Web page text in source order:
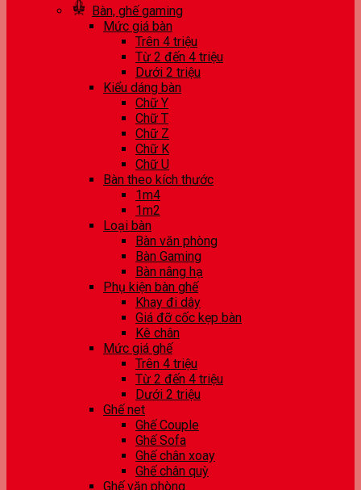
Bàn, ghế gaming
Mức giá bàn
Trên 4 triệu
Từ 2 đến 4 triệu
Dưới 2 triệu
Kiểu dáng bàn
Chữ Y
Chữ T
Chữ Z
Chữ K
Chữ U
Bàn theo kích thước
1m4
1m2
Loại bàn
Bàn văn phòng
Bàn Gaming
Bàn nâng hạ
Phụ kiện bàn ghế
Khay đi dây
Giá đỡ cốc kẹp bàn
Kê chân
Mức giá ghế
Trên 4 triệu
Từ 2 đến 4 triệu
Dưới 2 triệu
Ghế net
Ghế Couple
Ghế Sofa
Ghế chân xoay
Ghế chân quỳ
Ghế văn phòng